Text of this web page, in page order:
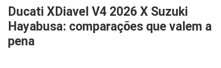
Ducati XDiavel V4 2026 X Suzuki
Hayabusa: comparações que valem a
pena